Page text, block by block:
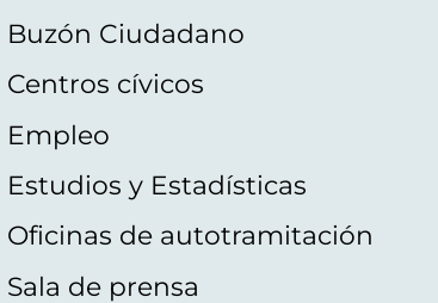
Buzón Ciudadano
Centros cívicos
Empleo
Estudios y Estadísticas
Oficinas de autotramitación
Sala de prensa